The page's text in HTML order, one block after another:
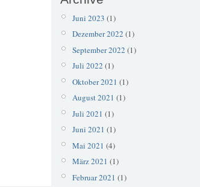
Juni 2023 (1)
Dezember 2022 (1)
September 2022 (1)
Juli 2022 (1)
Oktober 2021 (1)
August 2021 (1)
Juli 2021 (1)
Juni 2021 (1)
Mai 2021 (4)
März 2021 (1)
Februar 2021 (1)